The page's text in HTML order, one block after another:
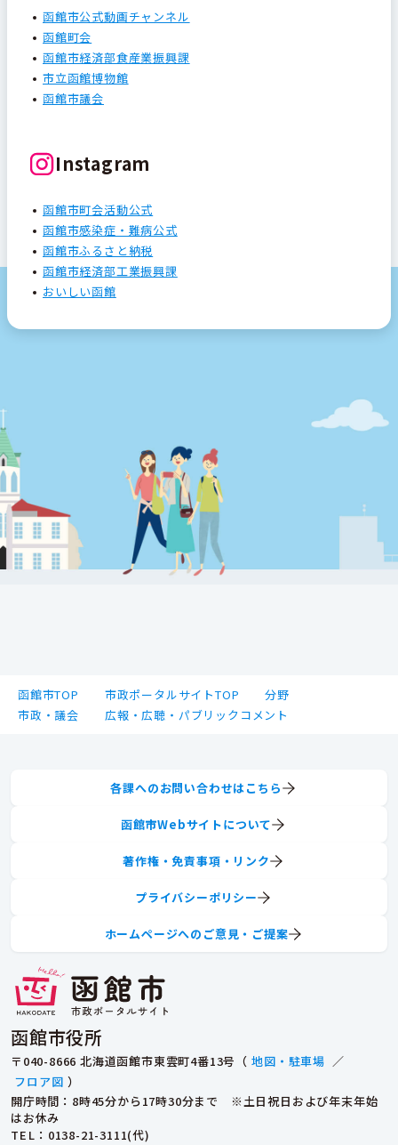
函館市公式動画チャンネル
函館町会
函館市経済部食産業振興課
市立函館博物館
函館市議会
Instagram
函館市町会活動公式
函館市感染症・難病公式
函館市ふるさと納税
函館市経済部工業振興課
おいしい函館
函館市TOP 市政ポータルサイトTOP
分野
市政・議会
広報・広聴・パブリックコメント
函館市役所
〒040-8666 北海道函館市東雲町4番13号（ 地図・駐車場 ／
フロア図 ）
開庁時間：8時45分から17時30分まで ※土日祝日および年末年始
はお休み
TEL ：0138-21-3111(代)
各課へのお問い合わせはこちら
函館市Webサイトについて
著作権・免責事項・リンク
プライバシーポリシー
ホームページへのご意見・ご提案